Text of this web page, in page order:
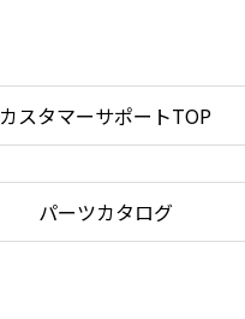
カスタマーサポートTOP
パーツカタログ